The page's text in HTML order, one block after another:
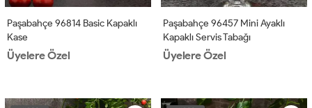
Paşabahçe 96814 Basic Kapaklı
Kase
Üyelere Özel
Paşabahçe 96457 Mini Ayaklı
Kapaklı Servis Tabağı
Üyelere Özel